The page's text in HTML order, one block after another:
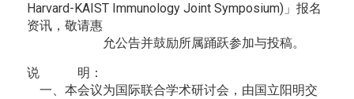
Harvard-KAIST Immunology Joint Symposium)」报名
资讯，敬请惠
允公告并鼓励所属踊跃参加与投稿。
说 明：
一、本会议为国际联合学术研讨会，由国立阳明交